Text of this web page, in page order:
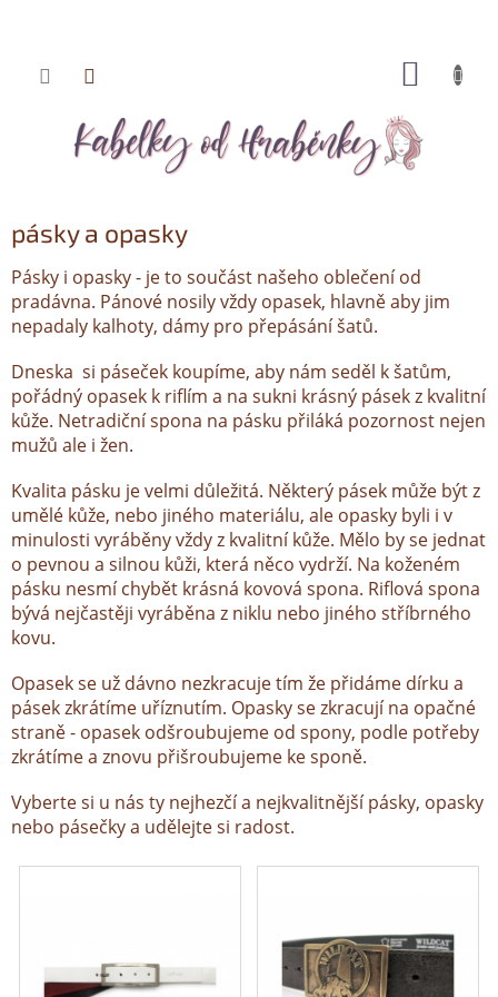
Přejít
pásky a opasky
Pásky i opasky - je to součást našeho oblečení od
pradávna. Pánové nosily vždy opasek, hlavně aby jim
nepadaly kalhoty, dámy pro přepásání šatů.
Dneska si páseček koupíme, aby nám seděl k šatům,
pořádný opasek k riflím a na sukni krásný pásek z kvalitní
kůže. Netradiční spona na pásku přiláká pozornost nejen
mužů ale i žen.
Kvalita pásku je velmi důležitá. Některý pásek může být z
umělé kůže, nebo jiného materiálu, ale opasky byli i v
minulosti vyráběny vždy z kvalitní kůže. Mělo by se jednat
o pevnou a silnou kůži, která něco vydrží. Na koženém
pásku nesmí chybět krásná kovová spona. Riflová spona
bývá nejčastěji vyráběna z niklu nebo jiného stříbrného
kovu.
Opasek se už dávno nezkracuje tím že přidáme dírku a
pásek zkrátíme uříznutím. Opasky se zkracují na opačné
straně - opasek odšroubujeme od spony, podle potřeby
zkrátíme a znovu přišroubujeme ke sponě.
Vyberte si u nás ty nejhezčí a nejkvalitnější pásky, opasky
nebo pásečky a udělejte si radost.